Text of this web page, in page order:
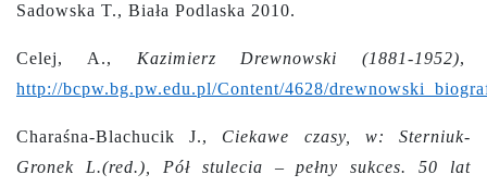
Sadowska T., Biała Podlaska 2010.
Celej, A., Kazimierz Drewnowski (1881-1952),
http://bcpw.bg.pw.edu.pl/Content/4628/
Charaśna-Blachucik J., Ciekawe czasy, w: Sterniuk-
Gronek L.(red.), Pół stulecia – pełny sukces. 50 lat